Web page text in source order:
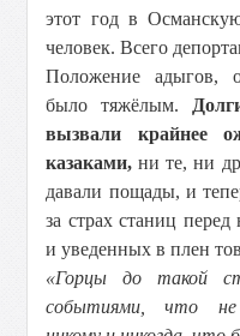
этот год в
человек. Всего
Положение адыгов,
было тяжёлым.
вызвали крайнее
казаками,ни те, ни
давали пощады, и
за страх станиц
и уведенных в плен
«Горцы до такой
событиями, что не